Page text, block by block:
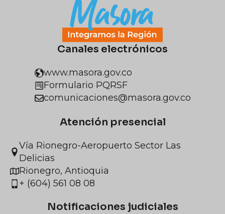
Canales electrónicos
www.masora.gov.co
Formulario PQRSF
comunicaciones@masora.gov.co
Atención presencial
Vía Rionegro-Aeropuerto Sector Las
Delicias
Rionegro, Antioquia
+ (604) 561 08 08
Notificaciones judiciales